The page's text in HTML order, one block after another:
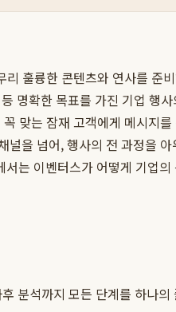
훌륭한 콘텐츠와 연사를
명확한 목표를 가진 기업
맞는 잠재 고객에게 메시
을 넘어, 행사의 전 과정을
는 이벤터스가 어떻게 기업
분석까지 모든 단계를 하나